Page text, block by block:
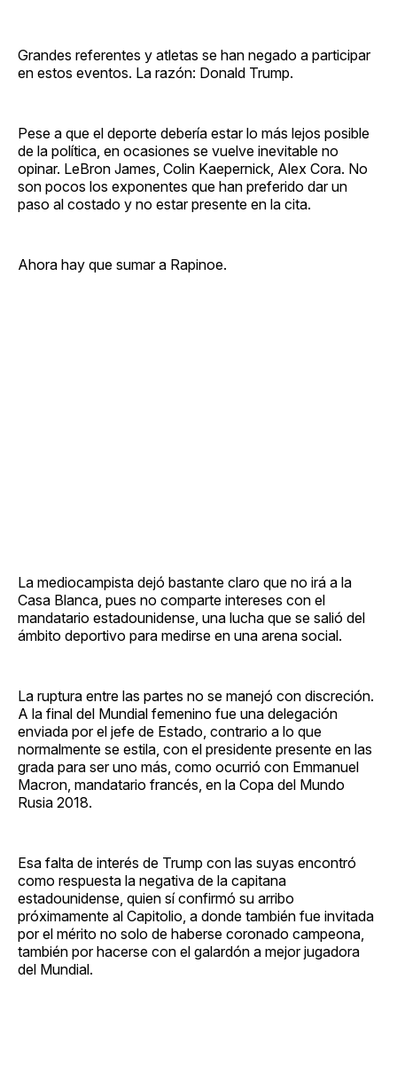
Grandes referentes y atletas se han negado a participar
en estos eventos. La razón: Donald Trump.
Pese a que el deporte debería estar lo más lejos posible
de la política, en ocasiones se vuelve inevitable no
opinar. LeBron James, Colin Kaepernick, Alex Cora. No
son pocos los exponentes que han preferido dar un
paso al costado y no estar presente en la cita.
Ahora hay que sumar a Rapinoe.
La mediocampista dejó bastante claro que no irá a la
Casa Blanca, pues no comparte intereses con el
mandatario estadounidense, una lucha que se salió del
ámbito deportivo para medirse en una arena social.
La ruptura entre las partes no se manejó con discreción.
A la final del Mundial femenino fue una delegación
enviada por el jefe de Estado, contrario a lo que
normalmente se estila, con el presidente presente en las
grada para ser uno más, como ocurrió con Emmanuel
Macron, mandatario francés, en la Copa del Mundo
Rusia 2018.
Esa falta de interés de Trump con las suyas encontró
como respuesta la negativa de la capitana
estadounidense, quien sí confirmó su arribo
próximamente al Capitolio, a donde también fue invitada
por el mérito no solo de haberse coronado campeona,
también por hacerse con el galardón a mejor jugadora
del Mundial.